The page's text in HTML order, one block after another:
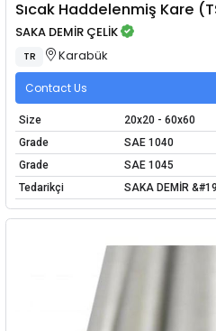
Sıcak Haddelenmiş Kare
SAKA DEMİR ÇELİK
TR Karabük
Contact Us
Size
20x20 - 60x60
Grade
SAE 1040
Grade
SAE 1045
Tedarikçi
SAKA DEMİR